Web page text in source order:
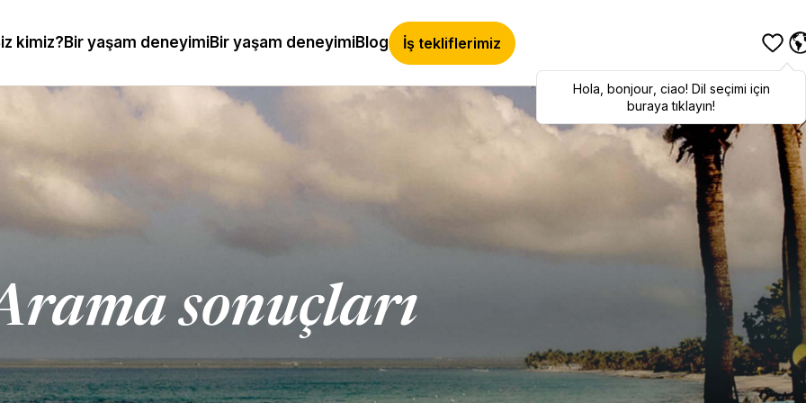
kimiz? Bir yaşam deneyimiBir yaşam deneyimiBlog İş tekliflerimiz
Hola,bonjour,ciao! To switch
languages, click here!
Hola bonjour, ciao! Dil seçimi için
buraya tıklayın!
sonuçları